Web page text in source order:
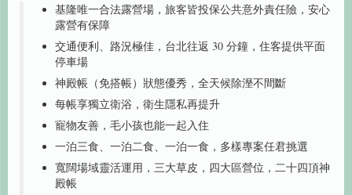
基隆唯一合法露營場，旅客皆投保公共意外責任險，安心
露營有保障
交通便利、路況極佳，台北往返 30 分鐘，住客提供平面
停車場
神殿帳（免搭帳）狀態優秀，全天候除溼不間斷
每帳享獨立衛浴，衛生隱私再提升
寵物友善，毛小孩也能一起入住
一泊三食、一泊二食、一泊一食，多樣專案任君挑選
寬闊場域靈活運用，三大草皮，四大區營位，二十四頂神
殿帳